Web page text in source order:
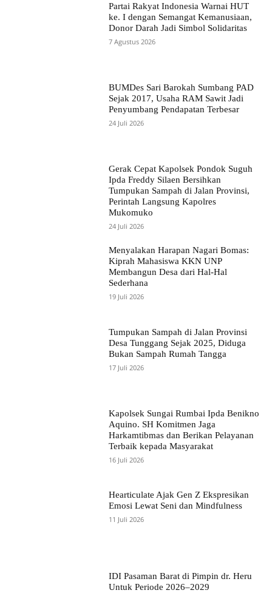
Partai Rakyat Indonesia Warnai HUT
ke. I dengan Semangat Kemanusiaan,
Donor Darah Jadi Simbol Solidaritas
7 Agustus 2026
BUMDes Sari Barokah Sumbang PAD
Sejak 2017, Usaha RAM Sawit Jadi
Penyumbang Pendapatan Terbesar
24 Juli 2026
Gerak Cepat Kapolsek Pondok Suguh
Ipda Freddy Silaen Bersihkan
Tumpukan Sampah di Jalan Provinsi,
Perintah Langsung Kapolres
Mukomuko
24 Juli 2026
Menyalakan Harapan Nagari Bomas:
Kiprah Mahasiswa KKN UNP
Membangun Desa dari Hal-Hal
Sederhana
19 Juli 2026
Tumpukan Sampah di Jalan Provinsi
Desa Tunggang Sejak 2025, Diduga
Bukan Sampah Rumah Tangga
17 Juli 2026
Kapolsek Sungai Rumbai Ipda Benikno
Aquino. SH Komitmen Jaga
Harkamtibmas dan Berikan Pelayanan
Terbaik kepada Masyarakat
16 Juli 2026
Hearticulate Ajak Gen Z Ekspresikan
Emosi Lewat Seni dan Mindfulness
11 Juli 2026
IDI Pasaman Barat di Pimpin dr. Heru
Untuk Periode 2026–2029